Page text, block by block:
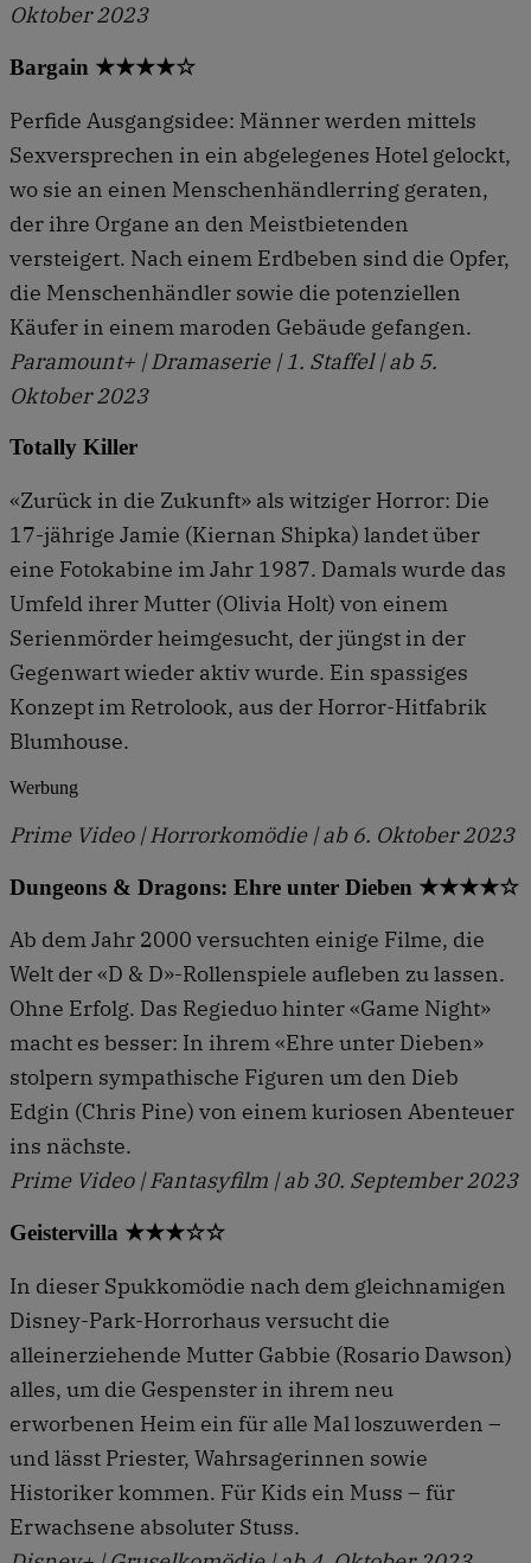
Oktober 2023
Bargain ★★★★☆
Perfide Ausgangsidee: Männer werden mittels
Sexversprechen in ein abgelegenes Hotel gelockt,
wo sie an einen Menschenhändlerring geraten,
der ihre Organe an den Meistbietenden
versteigert. Nach einem Erdbeben sind die Opfer,
die Menschenhändler sowie die potenziellen
Käufer in einem maroden Gebäude gefangen.
Paramount+ | Dramaserie | 1. Staffel | ab 5.
Oktober 2023
Totally Killer
«Zurück in die Zukunft» als witziger Horror: Die
17-jährige Jamie (Kiernan Shipka) landet über
eine Fotokabine im Jahr 1987. Damals wurde das
Umfeld ihrer Mutter (Olivia Holt) von einem
Serienmörder heimgesucht, der jüngst in der
Gegenwart wieder aktiv wurde. Ein spassiges
Konzept im Retrolook, aus der Horror-Hitfabrik
Blumhouse.
Werbung
Prime Video | Horrorkomödie | ab 6. Oktober 2023
Dungeons & Dragons: Ehre unter Dieben ★★★★☆
Ab dem Jahr 2000 versuchten einige Filme, die
Welt der «D & D»-Rollenspiele aufleben zu lassen.
Ohne Erfolg. Das Regieduo hinter «Game Night»
macht es besser: In ihrem «Ehre unter Dieben»
stolpern sympathische Figuren um den Dieb
Edgin (Chris Pine) von einem kuriosen Abenteuer
ins nächste.
Prime Video | Fantasyfilm | ab 30. September 2023
Geistervilla ★★★☆☆
In dieser Spukkomödie nach dem gleichnamigen
Disney-Park-Horrorhaus versucht die
alleinerziehende Mutter Gabbie (Rosario Dawson)
alles, um die Gespenster in ihrem neu
erworbenen Heim ein für alle Mal loszuwerden –
und lässt Priester, Wahrsagerinnen sowie
Historiker kommen. Für Kids ein Muss – für
Erwachsene absoluter Stuss.